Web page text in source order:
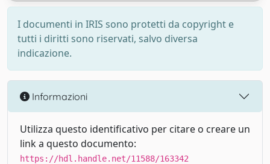
I documenti in IRIS sono protetti da copyright e
tutti i diritti sono riservati, salvo diversa
indicazione.
Informazioni
Utilizza questo identificativo per citare o creare un
link a questo documento:
https://hdl.handle.net/11588/163342